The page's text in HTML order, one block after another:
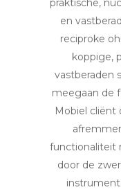
praktische,
en
reciproke
koppige,
vastberaden
meegaan de
Mobiel cliënt
functionaliteit
door de